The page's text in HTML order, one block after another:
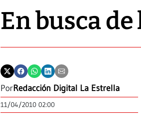
En busca
PorRedacción Digital La Estrella
11/04/2010 02:00